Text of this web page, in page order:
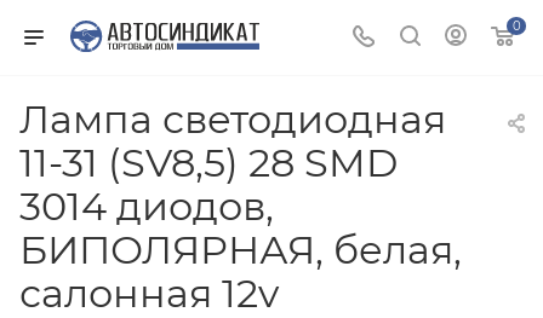
0
Лампа светодиодная
11-31 (SV8,5) 28 SMD
3014 диодов,
БИПОЛЯРНАЯ, белая,
салонная 12v